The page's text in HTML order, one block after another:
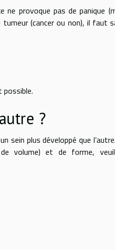
ne provoque pas de panique
(cancer ou non), il faut
possible.
?
plus développé que
volume) et de forme,